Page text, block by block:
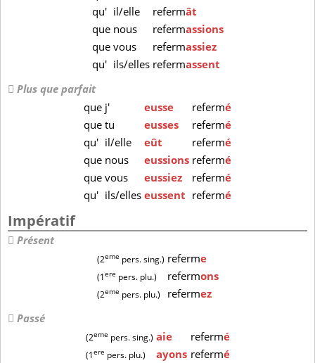
qu' il/elle refermât
que nous refermassions
que vous refermassiez
qu' ils/elles refermassent
Plus que parfait
que j' eusse refermé
quetu eusses refermé
qu' il/elle eût refermé
que nous eussions refermé
quevous eussiez refermé
qu' ils/elleseussent refermé
Impératif
Présent
(2eme pers. sing.) referme
(1ere pers. plu.) refermons
(2eme pers. plu.) refermez
Passé
(2eme pers. sing.) aie refermé
(1ere pers. plu.) ayons refermé